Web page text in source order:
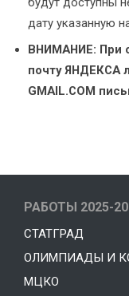
дату указанную
ВНИМАНИЕ: При
почту ЯНДЕКСА
GMAIL.COM
РАБОТЫ 2025-
СТАТГРАД
ОЛИМПИАДЫ И
МЦКО